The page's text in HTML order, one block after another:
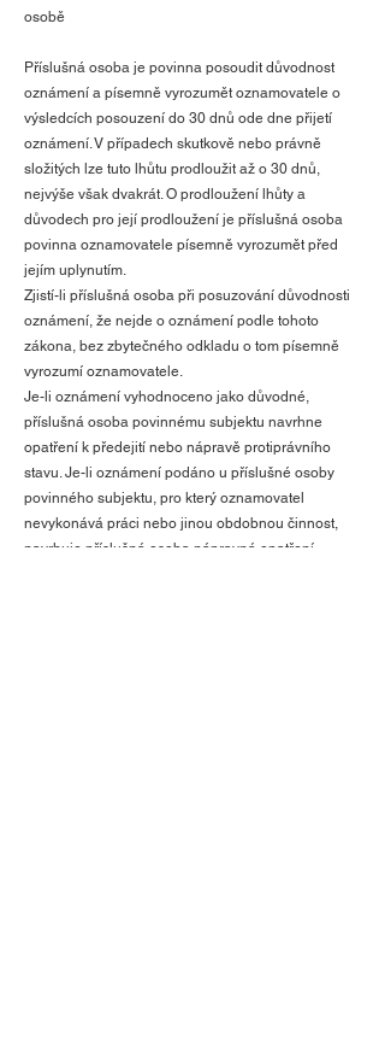
osobě
Příslušná osoba je povinna posoudit důvodnost
oznámení a písemně vyrozumět oznamovatele o
výsledcích posouzení do 30 dnů ode dne přijetí
oznámení. V případech skutkově nebo právně
složitých lze tuto lhůtu prodloužit až o 30 dnů,
nejvýše však dvakrát. O prodloužení lhůty a
důvodech pro její prodloužení je příslušná osoba
povinna oznamovatele písemně vyrozumět před
jejím uplynutím.
Zjistí-li příslušná osoba při posuzování důvodnosti
oznámení, že nejde o oznámení podle tohoto
zákona, bez zbytečného odkladu o tom písemně
vyrozumí oznamovatele.
Je-li oznámení vyhodnoceno jako důvodné,
příslušná osoba povinnému subjektu navrhne
opatření k předejití nebo nápravě protiprávního
stavu. Je-li oznámení podáno u příslušné osoby
povinného subjektu, pro který oznamovatel
nevykonává práci nebo jinou obdobnou činnost,
navrhuje příslušná osoba nápravná opatření